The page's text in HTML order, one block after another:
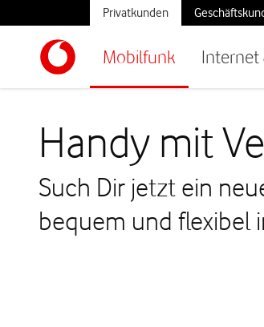
Mobilfunk Internet
Privatkunden
Handy mit
Such Dir jetzt ein
bequem und flexibel